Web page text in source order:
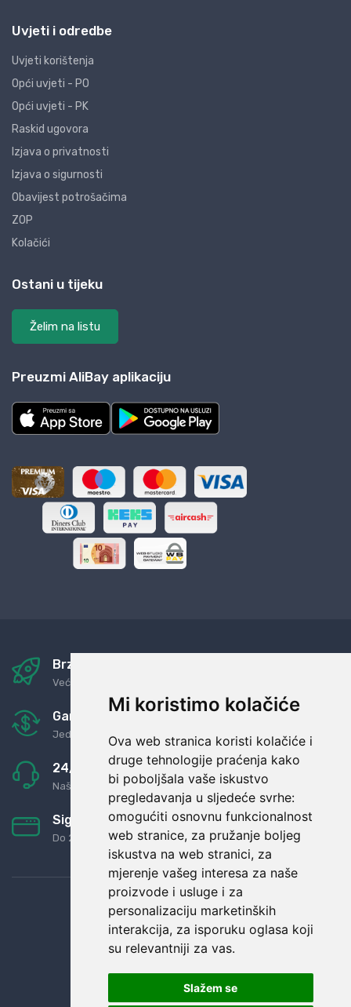
Mi koristimo kolačiće
Ova web stranica koristi kolačiće i
druge tehnologije praćenja kako
bi poboljšala vaše iskustvo
pregledavanja u sljedeće svrhe:
omogućiti osnovnu funkcionalnost
web stranice, za pružanje boljeg
iskustva na web stranici, za
mjerenje vašeg interesa za naše
proizvode i usluge i za
personalizaciju marketinških
interakcija, za isporuku oglasa koji
su relevantniji za vas.
Slažem se
Uvjeti i odredbe
Uvjeti korištenja
Opći uvjeti - PO
Opći uvjeti - PK
Raskid ugovora
Izjava o privatnosti
Izjava o sigurnosti
Obavijest potrošačima
ZOP
Kolačići
Ostani u tijeku
Želim na listu
Preuzmi AliBay aplikaciju
Brza i sigurna dostava
Već za nekoliko dana kod vas
Garancija u povrat novaca
Jednostavno pravilo: Roba za novac
24/7 odlična podrška
Naši agenti uvijek na raspolaganju
Sigurno obročno plaćanje
Do 24 rata bez kamata